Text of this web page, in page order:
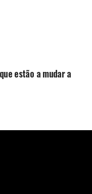
estão a mudar a